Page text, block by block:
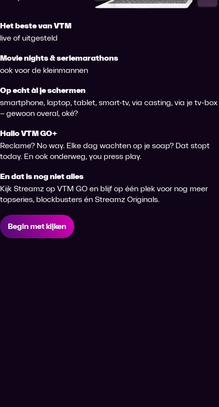
Het beste van VTM
live of uitgesteld
Movie nights & seriemarathons
ook voor de kleinmannen
Op echt àl je schermen
smartphone, laptop, tablet, smart-tv, via casting, via je tv-box
– gewoon overal, oké?
Hallo VTM GO+
Reclame? No way. Elke dag wachten op je soap? Dat stopt
today. En ook onderweg, you press play.
En dat is nog niet alles
Kijk Streamz op VTM GO en blijf op één plek voor nog meer
topseries, blockbusters én Streamz Originals.
Begin met kijken